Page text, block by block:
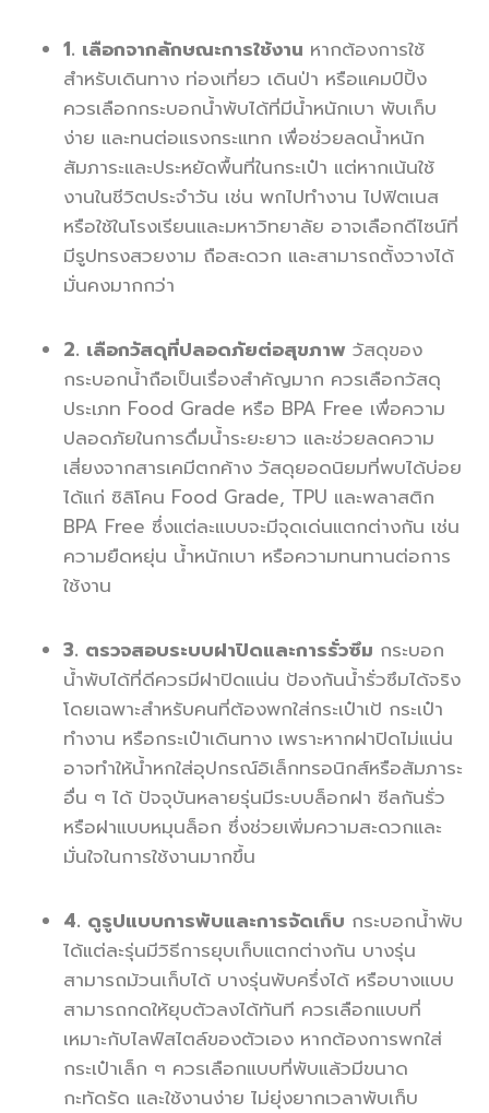
1. เลือกจากลักษณะการใช้งาน หากต้องการใช้
สำหรับเดินทาง ท่องเที่ยว เดินป่า หรือแคมป์ปิ้ง
ควรเลือกกระบอกน้ำพับได้ที่มีน้ำหนักเบา พับเก็บ
ง่าย และทนต่อแรงกระแทก เพื่อช่วยลดน้ำหนัก
สัมภาระและประหยัดพื้นที่ในกระเป๋า แต่หากเน้นใช้
งานในชีวิตประจำวัน เช่น พกไปทำงาน ไปฟิตเนส
หรือใช้ในโรงเรียนและมหาวิทยาลัย อาจเลือกดีไซน์ที่
มีรูปทรงสวยงาม ถือสะดวก และสามารถตั้งวางได้
มั่นคงมากกว่า
2. เลือกวัสดุที่ปลอดภัยต่อสุขภาพ วัสดุของ
กระบอกน้ำถือเป็นเรื่องสำคัญมาก ควรเลือกวัสดุ
ประเภท Food Grade หรือ BPA Free เพื่อความ
ปลอดภัยในการดื่มน้ำระยะยาว และช่วยลดความ
เสี่ยงจากสารเคมีตกค้าง วัสดุยอดนิยมที่พบได้บ่อย
ได้แก่ ซิลิโคน Food Grade, TPU และพลาสติก
BPA Free ซึ่งแต่ละแบบจะมีจุดเด่นแตกต่างกัน เช่น
ความยืดหยุ่น น้ำหนักเบา หรือความทนทานต่อการ
ใช้งาน
3. ตรวจสอบระบบฝาปิดและการรั่วซึม กระบอก
น้ำพับได้ที่ดีควรมีฝาปิดแน่น ป้องกันน้ำรั่วซึมได้จริง
โดยเฉพาะสำหรับคนที่ต้องพกใส่กระเป๋าเป้ กระเป๋า
ทำงาน หรือกระเป๋าเดินทาง เพราะหากฝาปิดไม่แน่น
อาจทำให้น้ำหกใส่อุปกรณ์อิเล็กทรอนิกส์หรือสัมภาระ
อื่น ๆ ได้ ปัจจุบันหลายรุ่นมีระบบล็อกฝา ซีลกันรั่ว
หรือฝาแบบหมุนล็อก ซึ่งช่วยเพิ่มความสะดวกและ
มั่นใจในการใช้งานมากขึ้น
4. ดูรูปแบบการพับและการจัดเก็บ กระบอกน้ำพับ
ได้แต่ละรุ่นมีวิธีการยุบเก็บแตกต่างกัน บางรุ่น
สามารถม้วนเก็บได้ บางรุ่นพับครึ่งได้ หรือบางแบบ
สามารถกดให้ยุบตัวลงได้ทันที ควรเลือกแบบที่
เหมาะกับไลฟ์สไตล์ของตัวเอง หากต้องการพกใส่
กระเป๋าเล็ก ๆ ควรเลือกแบบที่พับแล้วมีขนาด
กะทัดรัด และใช้งานง่าย ไม่ยุ่งยากเวลาพับเก็บ